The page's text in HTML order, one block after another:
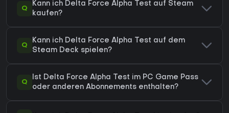
Q
Kann ich Delta Force Alpha Test auf Steam
kaufen?
Q
Kann ich Delta Force Alpha Test auf dem
Steam Deck spielen?
Q
Ist Delta Force Alpha Test im PC Game Pass
oder anderen Abonnements enthalten?